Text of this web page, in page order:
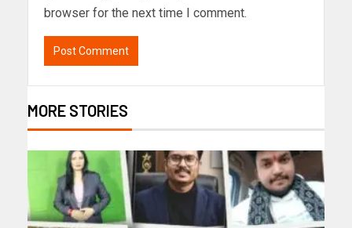
browser for the next time I comment.
MORE STORIES